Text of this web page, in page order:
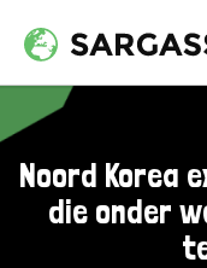
Noord Korea
die onder